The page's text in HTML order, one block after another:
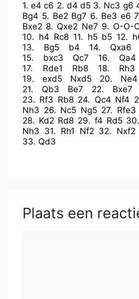
1.e4 c6 2. d4 d5 3. Nc3 g6
Bg4 5. Be2 Bg7 6. Be3 e6
Bxe2 8. Qxe2 Ne7 9. O-O-
10. h4 Rc8 11. h5 b5 12.
13. Bg5 b4 14. Qxa6
15. bxc3 Qc7 16. Qa4
17. Rde1 Rb8 18. Rh3
19. exd5 Nxd5 20. Ne4
21. Qb3 Be7 22. Bxe7
23. Rf3 Rb8 24. Qc4 Nf4
Nh3 26. Nc5 Ng5 27. Rfe3
28. Kd2 Rd8 29. f4 Rd5 30.
Nh3 31. Rh1 Nf2 32. Nxf2
33. Qd3
Plaats een